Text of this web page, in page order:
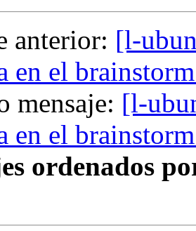
anterior: [l-
en el
mensaje: [l-
en el
ordenados